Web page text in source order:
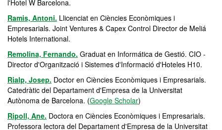
l'Hotel W Barcelona.
Ramis, Antoni. Llicenciat en Ciències Econòmiques i
Empresarials. Joint Ventures & Capex Control Director de Meliá
Hotels International.
Remolina, Fernando. Graduat en Informática de Gestió. CIO -
Director d'Organització i Sistemes d'Informació d'Hoteles H10.
Rialp, Josep. Doctor en Ciències Econòmiques i Empresarials.
Catedràtic del Departament d'Empresa de la Universitat
Autònoma de Barcelona. (Google Scholar)
Ripoll, Ane. Doctora en Ciències Econòmiques i Empresarials.
Professora lectora del Departament d'Empresa de la Universitat